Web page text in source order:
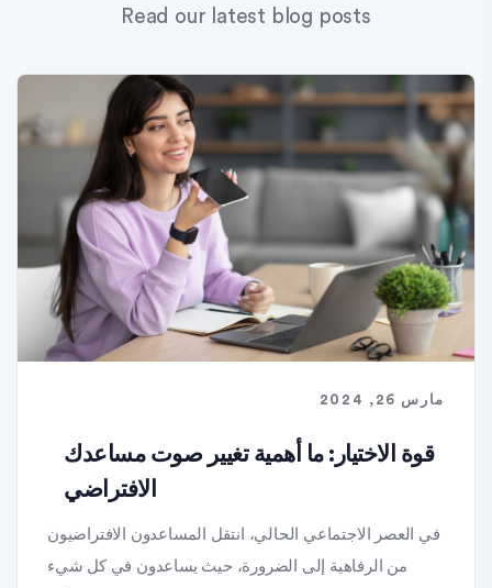
Read our latest blog posts
مارس 26, 2024
قوة الاختيار: ما أهمية تغيير صوت مساعدك
الافتراضي
في العصر الاجتماعي الحالي، انتقل المساعدون الافتراضيون
من الرفاهية إلى الضرورة، حيث يساعدون في كل شيء